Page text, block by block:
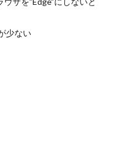
少ない